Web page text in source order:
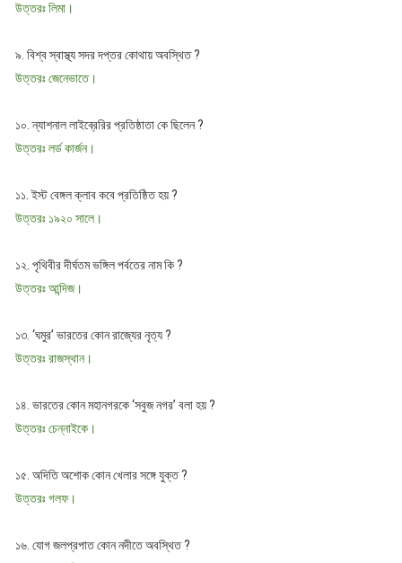
উত্তরঃ লিমা।
৯. বিশ্ব স্বাস্থ্য সদর দপ্তর কোথায় অবস্থিত ?
উত্তরঃ জেনেভাতে।
১০. ন্যাশনাল লাইব্রেরির প্রতিষ্ঠাতা কে ছিলেন ?
উত্তরঃ লর্ড কার্জন।
১১. ইস্ট বেঙ্গল ক্লাব কবে প্রতিষ্ঠিত হয় ?
উত্তরঃ ১৯২০ সালে।
১২. পৃথিবীর দীর্ঘতম ভঙ্গিল পর্বতের নাম কি ?
উত্তরঃ আন্দিজ।
১৩. ‘ঘমুর’ ভারতের কোন রাজ্যের নৃত্য ?
উত্তরঃ রাজস্থান।
১৪. ভারতের কোন মহানগরকে ‘সবুজ নগর’ বলা হয় ?
উত্তরঃ চেন্নাইকে।
১৫. অদিতি অশোক কোন খেলার সঙ্গে যুক্ত ?
উত্তরঃ গলফ।
১৬. যোগ জলপ্রপাত কোন নদীতে অবস্থিত ?